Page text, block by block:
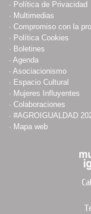
· Política de Privacidad
· Multimedias
· Compromiso con la
· Política Cookies
· Boletines
· Agenda
· Asociacionismo
· Espacio Cultural
· Mujeres Influyentes
· Colaboraciones
· #AGROIGUALDAD
· Mapa web